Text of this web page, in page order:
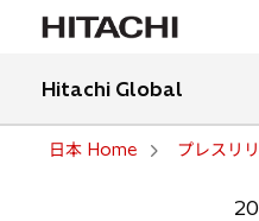
Hitachi Global
日本 Home プレスリ